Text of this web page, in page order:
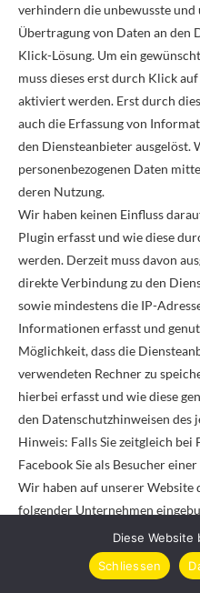
verhindern die unbewusste und
Übertragung von Daten an den
Klick-Lösung. Um ein
muss dieses erst durch Klick
aktiviert werden. Erst durch
auch die Erfassung von
den Diensteanbieter ausgelöst.
personenbezogenen Daten
deren Nutzung.
Wir haben keinen Einfluss
Plugin erfasst und wie diese
werden. Derzeit muss davon
direkte Verbindung zu den
sowie mindestens die IP-
Informationen erfasst und
Möglichkeit, dass die
verwendeten Rechner zu
hierbei erfasst und wie diese
den Datenschutzhinweisen des
Hinweis: Falls Sie zeitgleich bei
Facebook Sie als Besucher
Wir haben auf unserer Website
folgender Unternehmen
Diese Website
Schliessen